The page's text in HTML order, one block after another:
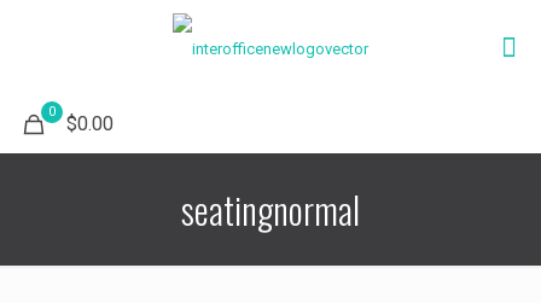
0
$0.00
seatingnormal